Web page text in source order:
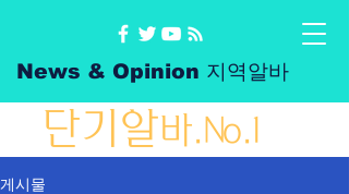
News & Opinion 지역알바
단기 알바.No.1
게시물